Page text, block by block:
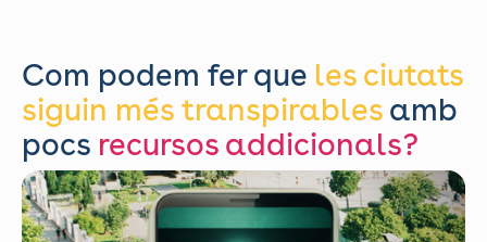
Com podem fer que les ciutats
siguin més transpirables amb
pocs recursos addicionals?